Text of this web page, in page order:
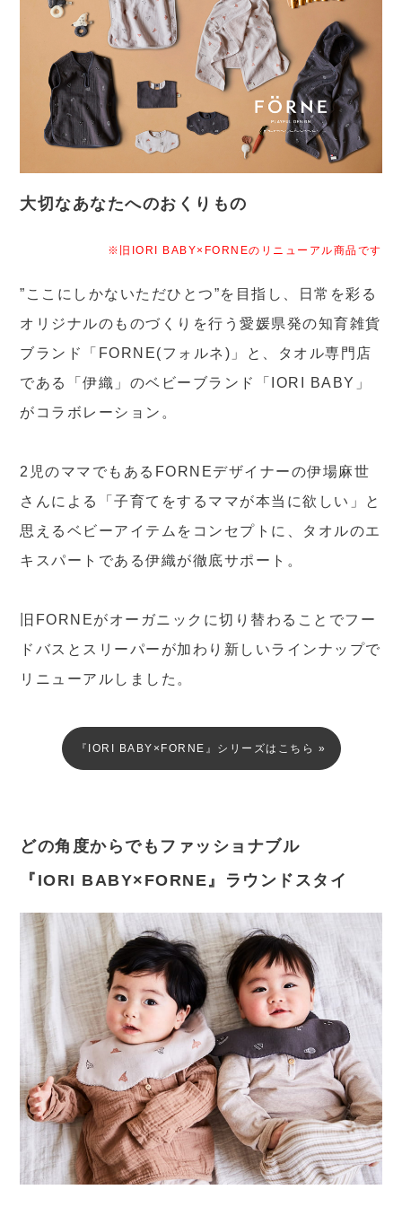
大切なあなたへのおくりもの
※旧IORI BABY×FORNEのリニューアル商品です
”ここにしかないただひとつ”を目指し、日常を彩る
オリジナルのものづくりを行う愛媛県発の知育雑貨
ブランド「FORNE(フォルネ)」と、タオル専門店
である「伊織」のベビーブランド「IORI BABY」
がコラボレーション。
2児のママでもあるFORNEデザイナーの伊場麻世
さんによる「子育てをするママが本当に欲しい」と
思えるベビーアイテムをコンセプトに、タオルのエ
キスパートである伊織が徹底サポート。
旧FORNEがオーガニックに切り替わることでフー
ドバスとスリーパーが加わり新しいラインナップで
リニューアルしました。
『IORI BABY×FORNE』シリーズはこちら »
どの角度からでもファッショナブル
『IORI BABY×FORNE』ラウンドスタイ